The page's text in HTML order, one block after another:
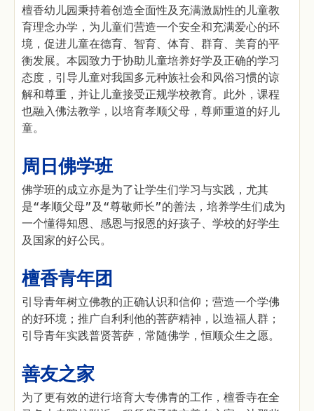
檀香幼儿园秉持着创造全面性及充满激励性的儿童教
育理念办学，为儿童们营造一个安全和充满爱心的环
境，促进儿童在德育、智育、体育、群育、美育的平
衡发展。本园致力于协助儿童培养好学及正确的学习
态度，引导儿童对我国多元种族社会和风俗习惯的谅
解和尊重，并让儿童接受正规学校教育。此外，课程
也融入佛法教学，以培育孝顺父母，尊师重道的好儿
童。
周日佛学班
佛学班的成立亦是为了让学生们学习与实践，尤其
是“孝顺父母”及“尊敬师长”的善法，培养学生们成为
一个懂得知恩、感恩与报恩的好孩子、学校的好学生
及国家的好公民。
檀香青年团
引导青年树立佛教的正确认识和信仰；营造一个学佛
的好环境；推广自利利他的菩萨精神，以造福人群；
引导青年实践普贤菩萨，常随佛学，恒顺众生之愿。
善友之家
为了更有效的进行培育大专佛青的工作，檀香寺在全